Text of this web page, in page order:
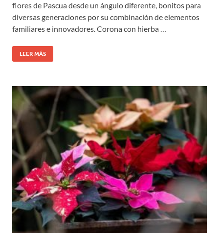
flores de Pascua desde un ángulo diferente, bonitos para
diversas generaciones por su combinación de elementos
familiares e innovadores. Corona con hierba …
LEER MÁS